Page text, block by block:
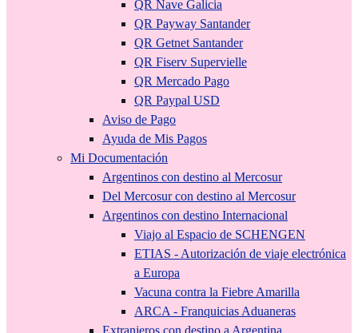
QR Nave Galicia
QR Payway Santander
QR Getnet Santander
QR Fiserv Supervielle
QR Mercado Pago
QR Paypal USD
Aviso de Pago
Ayuda de Mis Pagos
Mi Documentación
Argentinos con destino al Mercosur
Del Mercosur con destino al Mercosur
Argentinos con destino Internacional
Viajo al Espacio de SCHENGEN
ETIAS - Autorización de viaje electrónica
a Europa
Vacuna contra la Fiebre Amarilla
ARCA - Franquicias Aduaneras
Extranjeros con destino a Argentina